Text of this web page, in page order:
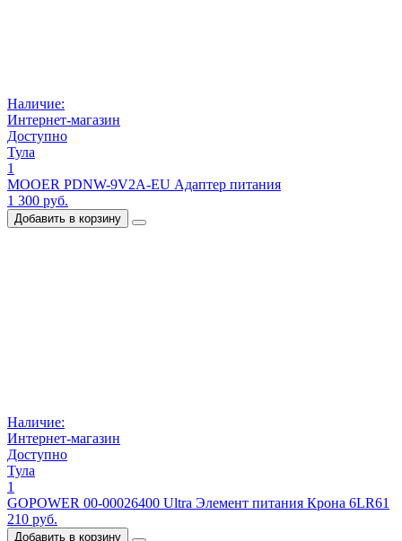
Наличие:
Интернет-магазин
Доступно
Тула
1
MOOER PDNW-9V2A-EU Адаптер питания
1 300 руб.
Добавить в корзину
Наличие:
Интернет-магазин
Доступно
Тула
1
GOPOWER 00-00026400 Ultra Элемент питания Крона 6LR61
210 руб.
Добавить в корзину